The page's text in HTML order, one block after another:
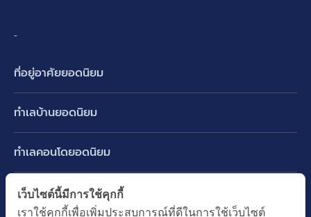
-
ที่อยู่อาศัยยอดนิยม
ทาวน์เฮ้าส์ ทาวน์โฮม
คอนโดมิเนียม
อาคารพาณิชย์ ตึกแถว
ทำเลบ้านยอดนิยม
บางนา รามคำแหง 2
ปทุมธานี รังสิต ลำลูกกา
ทำเลคอนโดยอดนิยม
พระราม 9
ทำเล BTS ยอดนิยม
เว็บไซต์นี้มีการใช้คุกกี้
เราใช้คุกกี้เพื่อเพิ่มประสบการณ์ที่ดีในการใช้เว็บไซต์